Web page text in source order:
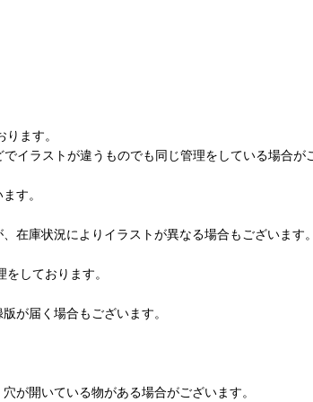
ます。
イラストが違うものでも同じ管理をしている場合が
す。
在庫状況によりイラストが異なる場合もございます。
しております。
が届く場合もございます。
が開いている物がある場合がございます。